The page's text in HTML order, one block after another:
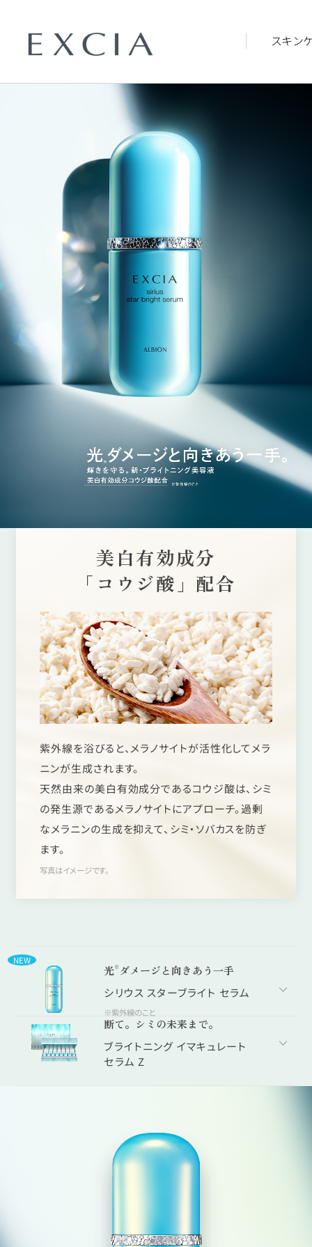
スキン
美白有効成分
「コウジ酸」配合
紫外線を浴びると、メラノサイトが活性化してメラ
ニンが生成されます。
天然由来の美白有効成分であるコウジ酸は、シミ
の発生源であるメラノサイトにアプローチ。過剰
なメラニンの生成を抑えて、シミ・ソバカスを防ぎ
ます。
写真はイメージです。
NEW
光※ ダメージと向きあう一手
シリウス スターブライト セラム
※紫外線のこと
断て。シミの未来まで。
ブライトニング イマキュレート
セラム Z